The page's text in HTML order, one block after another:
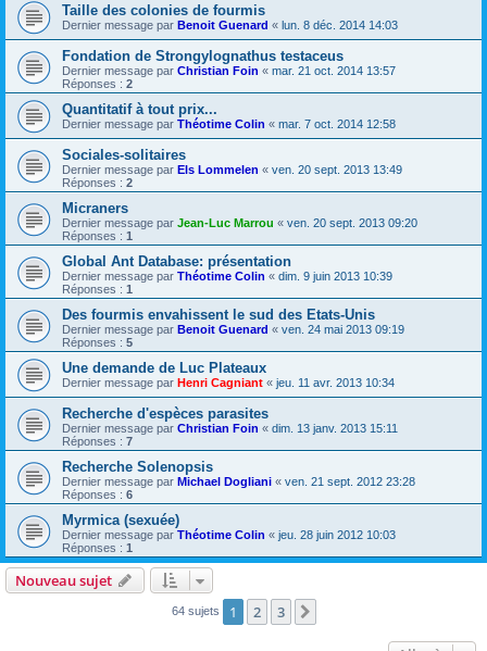
Taille des colonies de fourmis
Dernier message par Benoit Guenard « lun. 8 déc. 2014 14:03
Fondation de Strongylognathus testaceus
Dernier message par Christian Foin « mar. 21 oct. 2014 13:57
Réponses : 2
Quantitatif à tout prix...
Dernier message par Théotime Colin « mar. 7 oct. 2014 12:58
Sociales-solitaires
Dernier message par Els Lommelen « ven. 20 sept. 2013 13:49
Réponses : 2
Micraners
Dernier message par Jean-Luc Marrou « ven. 20 sept. 2013 09:20
Réponses : 1
Global Ant Database: présentation
Dernier message par Théotime Colin « dim. 9 juin 2013 10:39
Réponses : 1
Des fourmis envahissent le sud des Etats-Unis
Dernier message par Benoit Guenard « ven. 24 mai 2013 09:19
Réponses : 5
Une demande de Luc Plateaux
Dernier message par Henri Cagniant « jeu. 11 avr. 2013 10:34
Recherche d'espèces parasites
Dernier message par Christian Foin « dim. 13 janv. 2013 15:11
Réponses : 7
Recherche Solenopsis
Dernier message par Michael Dogliani « ven. 21 sept. 2012 23:28
Réponses : 6
Myrmica (sexuée)
Dernier message par Théotime Colin « jeu. 28 juin 2012 10:03
Réponses : 1
Nouveau sujet
64 sujets 1 2 3